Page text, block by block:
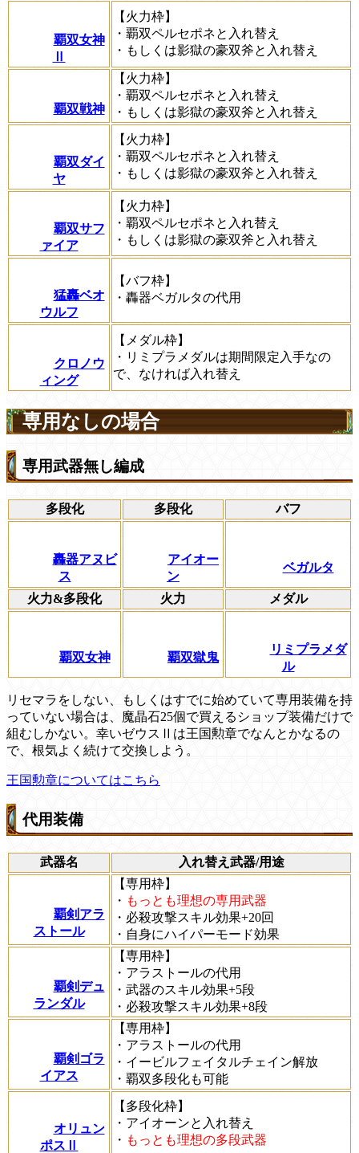
覇双女神
【火力枠】
・覇双ペルセポネと入れ替え
・もしくは影獄の豪双斧と入れ替え
覇双戦神
【火力枠】
・覇双ペルセポネと入れ替え
・もしくは影獄の豪双斧と入れ替え
覇双ダイ
ヤ
【火力枠】
・覇双ペルセポネと入れ替え
・もしくは影獄の豪双斧と入れ替え
覇双サフ
ァイア
【火力枠】
・覇双ペルセポネと入れ替え
・もしくは影獄の豪双斧と入れ替え
猛轟ベオ
ウルフ
【バフ枠】
・轟器ベガルタの代用
クロノウ
ィング
【メダル枠】
・リミプラメダルは期間限定入手なの
で、なければ入れ替え
専用なしの場合
専用武器無し編成
多段化 多段化 バフ
轟器アヌビ
ス
アイオー
ン
ベガルタ
火力&多段化 火力 メダル
覇双女神 覇双獄鬼
リミプラメダ
ル
リセマラをしない、もしくはすでに始めていて専用装備を持
っていない場合は、魔晶石25個で買えるショップ装備だけで
組むしかない。幸いゼウスⅡは王国勲章でなんとかなるの
で、根気よく続けて交換しよう。
王国勲章についてはこちら
代用装備
武器名 入れ替え武器/用途
覇剣アラ
ストール
【専用枠】
・ もっとも理想の専用武器
・必殺攻撃スキル効果+20回
・自身にハイパーモード効果
覇剣デュ
ランダル
【専用枠】
・アラストールの代用
・武器のスキル効果+5段
・必殺攻撃スキル効果+8段
覇剣ゴラ
イアス
【専用枠】
・アラストールの代用
・イービルフェイタルチェイン解放
・覇双多段化も可能
オリュン
ポスⅡ
【多段化枠】
・アイオーンと入れ替え
・ もっとも理想の多段武器